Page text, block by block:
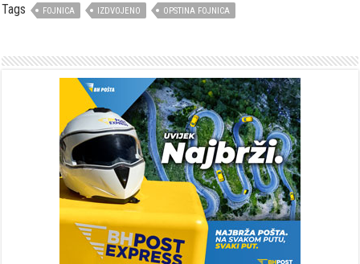
Tags FOJNICA IZDVOJENO OPSTINA FOJNICA